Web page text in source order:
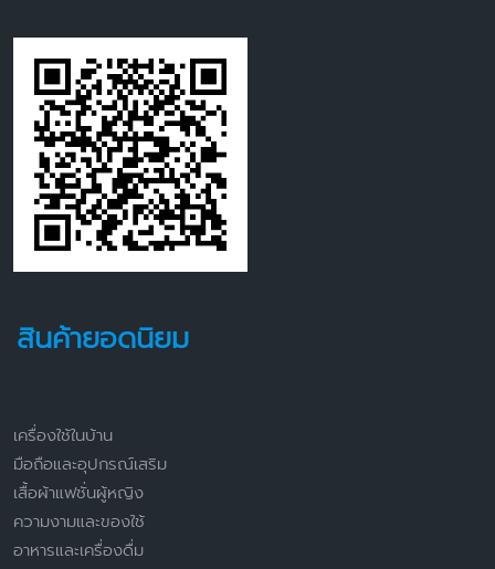
สินค้ายอดนิยม
เครื่องใช้ในบ้าน
มือถือและอุปกรณ์เสริม
เสื้อผ้าแฟชั่นผู้หญิง
ความงามและของใช้
อาหารและเครื่องดื่ม